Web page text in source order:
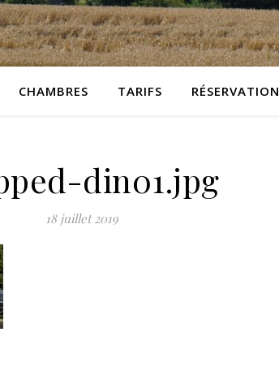
CHAMBRES TARIFS RÉSERVATION
din01.jpg
18 juillet 2019